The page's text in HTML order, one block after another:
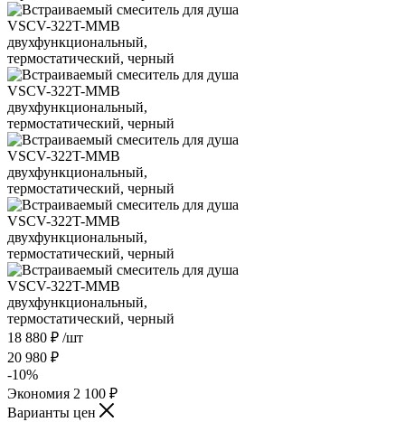
18 880 ₽ /шт
20 980 ₽
-10%
Экономия 2 100 ₽
Варианты цен